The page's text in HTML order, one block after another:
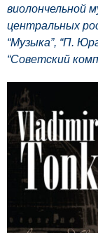
виолончельной
центральных
“Музыка”, “П.
“Советский